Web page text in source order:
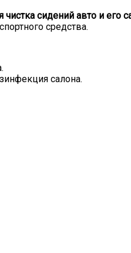
чистка сидений авто и его
средства.
салона.